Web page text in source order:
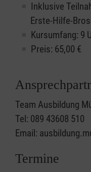
Inklusive
Erste-Hilfe-
Kursumfang: 9
Preis: 65,00 €
Team Ausbildung
Tel: 089 43608 510
Email:
Termine